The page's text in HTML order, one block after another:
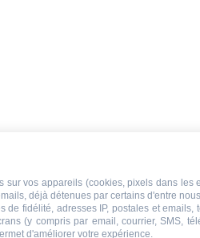
vos appareils (cookies, pixels dans
déjà détenues par certains d'entre
fidélité, adresses IP, postales et
(y compris par email, courrier, SMS,
d'améliorer votre expérience.